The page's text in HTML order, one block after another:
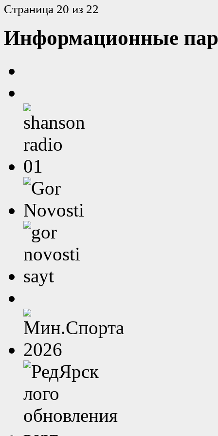
Страница 20 из 22
Информационные